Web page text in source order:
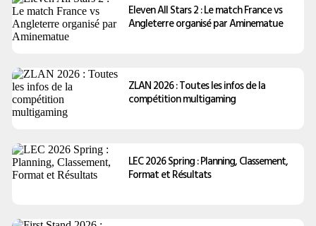
Eleven All Stars 2 : Le match France vs
Angleterre organisé par Aminematue
ZLAN 2026 : Toutes les infos de la
compétition multigaming
LEC 2026 Spring : Planning, Classement,
Format et Résultats